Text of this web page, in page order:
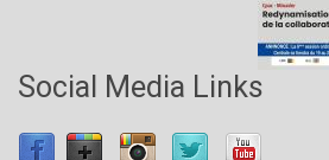
Social Media Links